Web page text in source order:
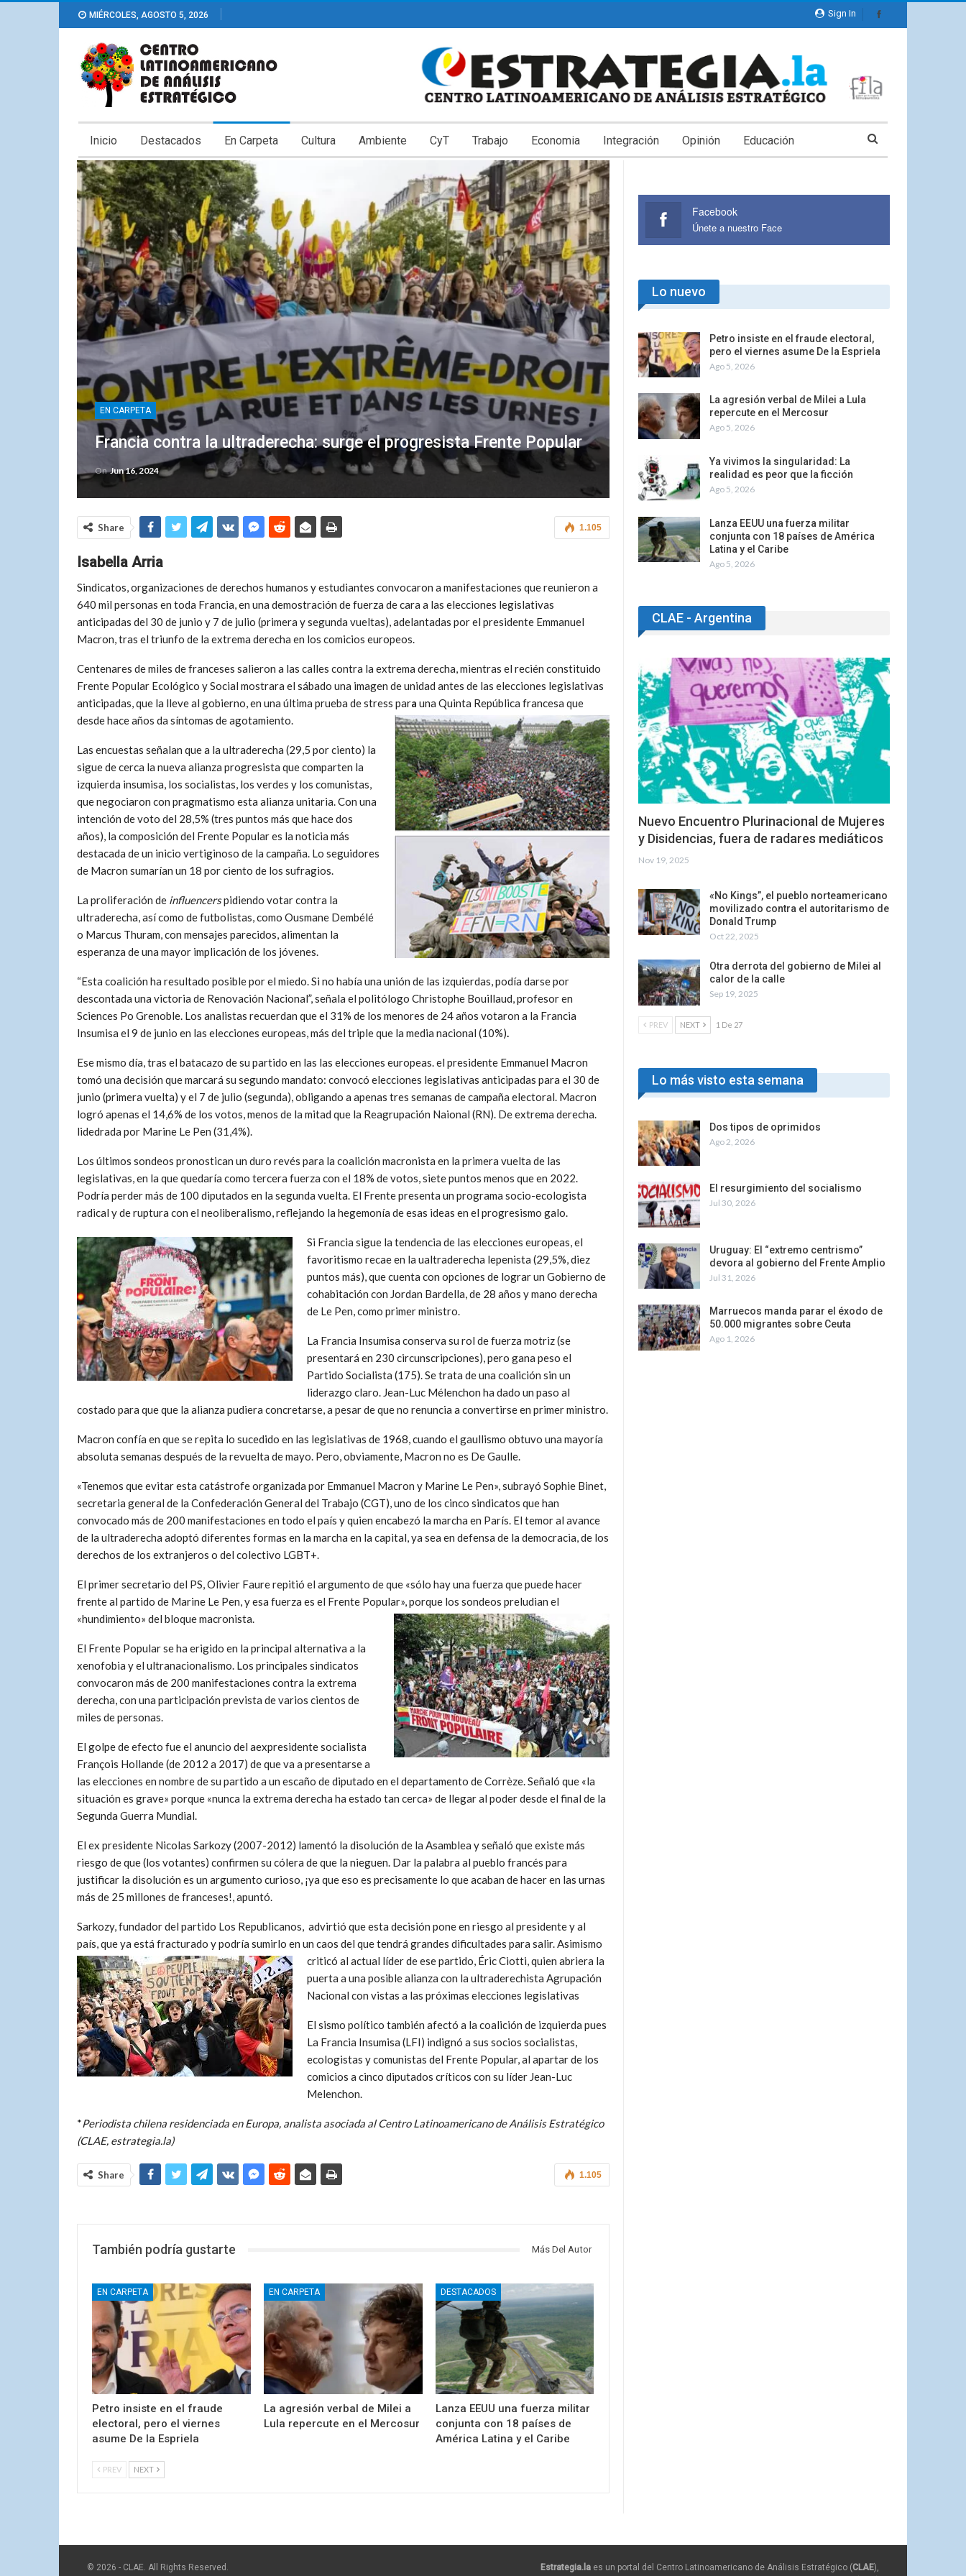
Sign In
MIÉRCOLES, AGOSTO 5, 2026
Inicio Destacados En Carpeta Cultura Ambiente CyT Trabajo Economia Integración Opinión Educación
EN CARPETA
Francia contra la ultraderecha: surge el progresista Frente Popular
OnJun 16, 2024
1.105
Share
Isabella Arria
Sindicatos, organizaciones de derechos humanos y estudiantes convocaron a manifestaciones que reunieron a
640 mil personas en toda Francia, en una demostración de fuerza de cara a las elecciones legislativas
anticipadas del 30 de junio y 7 de julio (primera y segunda vueltas), adelantadas por el presidente Emmanuel
Macron, tras el triunfo de la extrema derecha en los comicios europeos.
Centenares de miles de franceses salieron a las calles contra la extrema derecha, mientras el recién constituido
Frente Popular Ecológico y Social mostrara el sábado una imagen de unidad antes de las elecciones legislativas
anticipadas, que la lleve al gobierno, en una última prueba de stress para una Quinta República francesa que
desde hace años da síntomas de agotamiento.
Las encuestas señalan que a la ultraderecha (29,5 por ciento) la
sigue de cerca la nueva alianza progresista que comparten la
izquierda insumisa, los socialistas, los verdes y los comunistas,
que negociaron con pragmatismo esta alianza unitaria. Con una
intención de voto del 28,5% (tres puntos más que hace dos
años), la composición del Frente Popular es la noticia más
destacada de un inicio vertiginoso de la campaña. Lo seguidores
de Macron sumarían un 18 por ciento de los sufragios.
La proliferación de influencerspidiendo votar contra la
ultraderecha, así como de futbolistas, como Ousmane Dembélé
o Marcus Thuram, con mensajes parecidos, alimentan la
esperanza de una mayor implicación de los jóvenes.
“Esta coalición ha resultado posible por el miedo. Si no había una unión de las izquierdas, podía darse por
descontada una victoria de Renovación Nacional”, señala el politólogo Christophe Bouillaud, profesor en
Sciences Po Grenoble. Los analistas recuerdan que el 31% de los menores de 24 años votaron a la Francia
Insumisa el 9 de junio en las elecciones europeas, más del triple que la media nacional (10%).
Ese mismo día, tras el batacazo de su partido en las las elecciones europeas. el presidente Emmanuel Macron
tomó una decisión que marcará su segundo mandato: convocó elecciones legislativas anticipadas para el 30 de
junio (primera vuelta) y el 7 de julio (segunda), obligando a apenas tres semanas de campaña electoral. Macron
logró apenas el 14,6% de los votos, menos de la mitad que la Reagrupación Naional (RN). De extrema derecha.
lidedrada por Marine Le Pen (31,4%).
Los últimos sondeos pronostican un duro revés para la coalición macronista en la primera vuelta de las
legislativas, en la que quedaría como tercera fuerza con el 18% de votos, siete puntos menos que en 2022.
Podría perder más de 100 diputados en la segunda vuelta. El Frente presenta un programa socio-ecologista
radical y de ruptura con el neoliberalismo, reflejando la hegemonía de esas ideas en el progresismo galo.
Si Francia sigue la tendencia de las elecciones europeas, el
favoritismo recae en la ualtraderecha lepenista (29,5%, diez
puntos más), que cuenta con opciones de lograr un Gobierno de
cohabitación con Jordan Bardella, de 28 años y mano derecha
de Le Pen, como primer ministro.
La Francia Insumisa conserva su rol de fuerza motriz (se
presentará en 230 circunscripciones), pero gana peso el
Partido Socialista (175). Se trata de una coalición sin un
liderazgo claro. Jean-Luc Mélenchon ha dado un paso al
costado para que que la alianza pudiera concretarse, a pesar de que no renuncia a convertirse en primer ministro.
Macron confía en que se repita lo sucedido en las legislativas de 1968, cuando el gaullismo obtuvo una mayoría
absoluta semanas después de la revuelta de mayo. Pero, obviamente, Macron no es De Gaulle.
«Tenemos que evitar esta catástrofe organizada por Emmanuel Macron y Marine Le Pen», subrayó Sophie Binet,
secretaria general de la Confederación General del Trabajo (CGT), uno de los cinco sindicatos que han
convocado más de 200 manifestaciones en todo el país y quien encabezó la marcha en París. El temor al avance
de la ultraderecha adoptó diferentes formas en la marcha en la capital, ya sea en defensa de la democracia, de los
derechos de los extranjeros o del colectivo LGBT+.
El primer secretario del PS, Olivier Faure repitió el argumento de que «sólo hay una fuerza que puede hacer
frente al partido de Marine Le Pen, y esa fuerza es el Frente Popular», porque los sondeos preludian el
«hundimiento» del bloque macronista.
El Frente Popular se ha erigido en la principal alternativa a la
xenofobia y el ultranacionalismo. Los principales sindicatos
convocaron más de 200 manifestaciones contra la extrema
derecha, con una participación prevista de varios cientos de
miles de personas.
El golpe de efecto fue el anuncio del aexpresidente socialista
François Hollande (de 2012 a 2017) de que va a presentarse a
las elecciones en nombre de su partido a un escaño de diputado en el departamento de Corrèze. Señaló que «la
situación es grave» porque «nunca la extrema derecha ha estado tan cerca» de llegar al poder desde el final de la
Segunda Guerra Mundial.
El ex presidente Nicolas Sarkozy (2007-2012) lamentó la disolución de la Asamblea y señaló que existe más
riesgo de que (los votantes) confirmen su cólera de que la nieguen. Dar la palabra al pueblo francés para
justificar la disolución es un argumento curioso, ¡ya que eso es precisamente lo que acaban de hacer en las urnas
más de 25 millones de franceses!, apuntó.
Sarkozy, fundador del partido Los Republicanos, advirtió que esta decisión pone en riesgo al presidente y al
país, que ya está fracturado y podría sumirlo en un caos del que tendrá grandes dificultades para salir. Asimismo
criticó al actual líder de ese partido, Éric Ciotti, quien abriera la
puerta a una posible alianza con la ultraderechista Agrupación
Nacional con vistas a las próximas elecciones legislativas
El sismo político también afectó a la coalición de izquierda pues
La Francia Insumisa (LFI) indignó a sus socios socialistas,
ecologistas y comunistas del Frente Popular, al apartar de los
comicios a cinco diputados críticos con su líder Jean-Luc
Melenchon.
*Periodista chilena residenciada en Europa, analista asociada al Centro Latinoamericano de Análisis Estratégico
(CLAE, estrategia.la)
1.105
Share
También podría gustarte Más Del Autor
EN CARPETA
Petro insiste en el fraude
electoral, pero el viernes
asume De la Espriela
EN CARPETA
La agresión verbal de Milei a
Lula repercute en el Mercosur
DESTACADOS
Lanza EEUU una fuerza militar
conjunta con 18 países de
América Latina y el Caribe
PREV NEXT
Facebook
Únete a nuestro Face
Lo nuevo
Petro insiste en el fraude electoral,
pero el viernes asume De la Espriela
Ago 5, 2026
La agresión verbal de Milei a Lula
repercute en el Mercosur
Ago 5, 2026
Ya vivimos la singularidad: La
realidad es peor que la ficción
Ago 5, 2026
Lanza EEUU una fuerza militar
conjunta con 18 países de América
Latina y el Caribe
Ago 5, 2026
CLAE - Argentina
Nuevo Encuentro Plurinacional de Mujeres
y Disidencias, fuera de radares mediáticos
Nov 19, 2025
«No Kings”, el pueblo norteamericano
movilizado contra el autoritarismo de
Donald Trump
Oct 22, 2025
Otra derrota del gobierno de Milei al
calor de la calle
Sep 19, 2025
PREV NEXT 1 De 27
Lo más visto esta semana
Dos tipos de oprimidos
Ago 2, 2026
El resurgimiento del socialismo
Jul 30, 2026
Uruguay: El “extremo centrismo”
devora al gobierno del Frente Amplio
Jul 31, 2026
Marruecos manda parar el éxodo de
50.000 migrantes sobre Ceuta
Ago 1, 2026
© 2026 - CLAE. All Rights Reserved. Estrategia.la es un portal del Centro Latinoamericano de Análisis Estratégico (CLAE),